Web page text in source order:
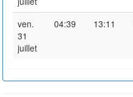
ven.
31
juillet
04:39 13:11